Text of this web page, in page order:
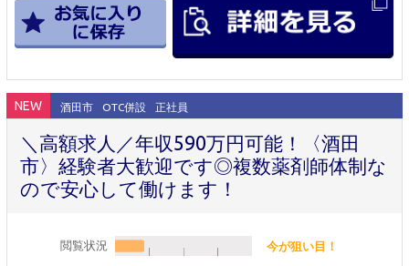
NEW 酒田市 OTC併設 正社員
＼高額求人／年収590万円可能！〈酒田
市〉経験者大歓迎です◎複数薬剤師体制な
ので安心して働けます！
閲覧状況 今が狙い目！